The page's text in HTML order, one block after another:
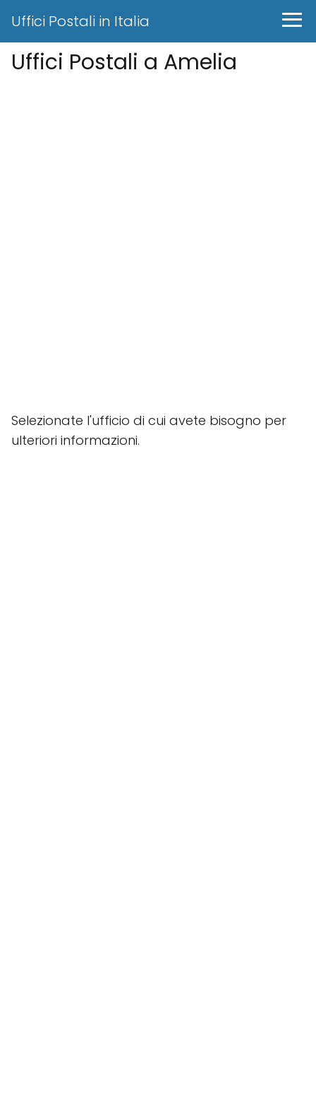
Uffici Postali in Italia
Uffici Postali a Amelia
Selezionate l'ufficio di cui avete bisogno per
ulteriori informazioni.